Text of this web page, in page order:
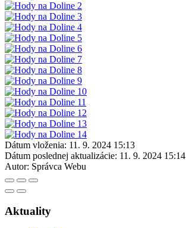
Dátum vloženia: 11. 9. 2024 15:13
Dátum poslednej aktualizácie: 11. 9. 2024 15:14
Autor: Správca Webu
Aktuality